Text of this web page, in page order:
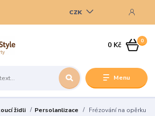
Menu
CZK
0
0 Kč
židli Persolanlizace
Frézování na opěrku